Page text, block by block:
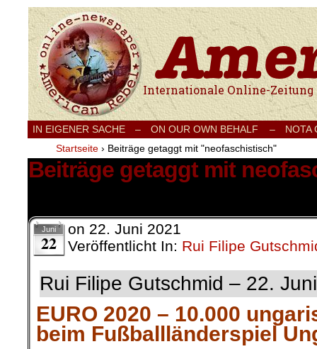
Internationale Onlinezeitung für Frieden,
IN EIGENER SACHE – ON OUR OWN BEHALF –
NOTA
Startseite › Beiträge getaggt mit "neofaschistisch"
Beiträge getaggt mit
Juni
22
on 22. Juni 2021
Veröffentlicht In: Rui Filipe
Rui Filipe Gutschmid – 22.
EURO 2020 – 10.000
beim Fußballländerspiel